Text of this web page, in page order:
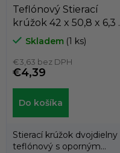
Teflónový Stierací
krúžok 42 x 50,8 x 6,3 /
6,3 AD61 PTFE/NBR
Dichtomatik
Skladem (1 ks)
€3,63 bez DPH
€4,39
Do košíka
Stierací krúžok dvojdielny
teflónový s oporným